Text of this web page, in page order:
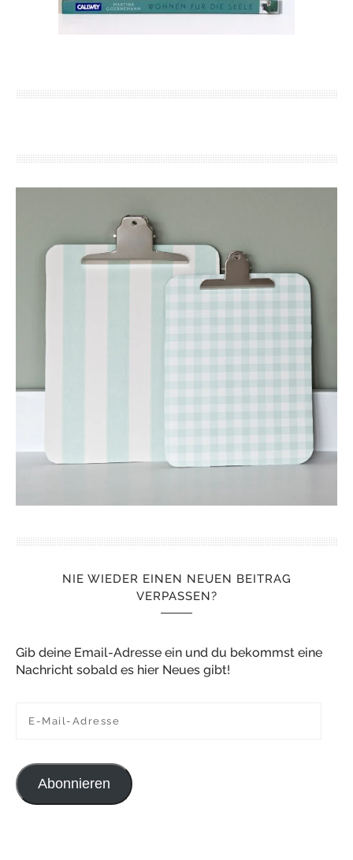
NIE WIEDER EINEN NEUEN BEITRAG
VERPASSEN?
Gib deine Email-Adresse ein und du bekommst eine
Nachricht sobald es hier Neues gibt!
Abonnieren